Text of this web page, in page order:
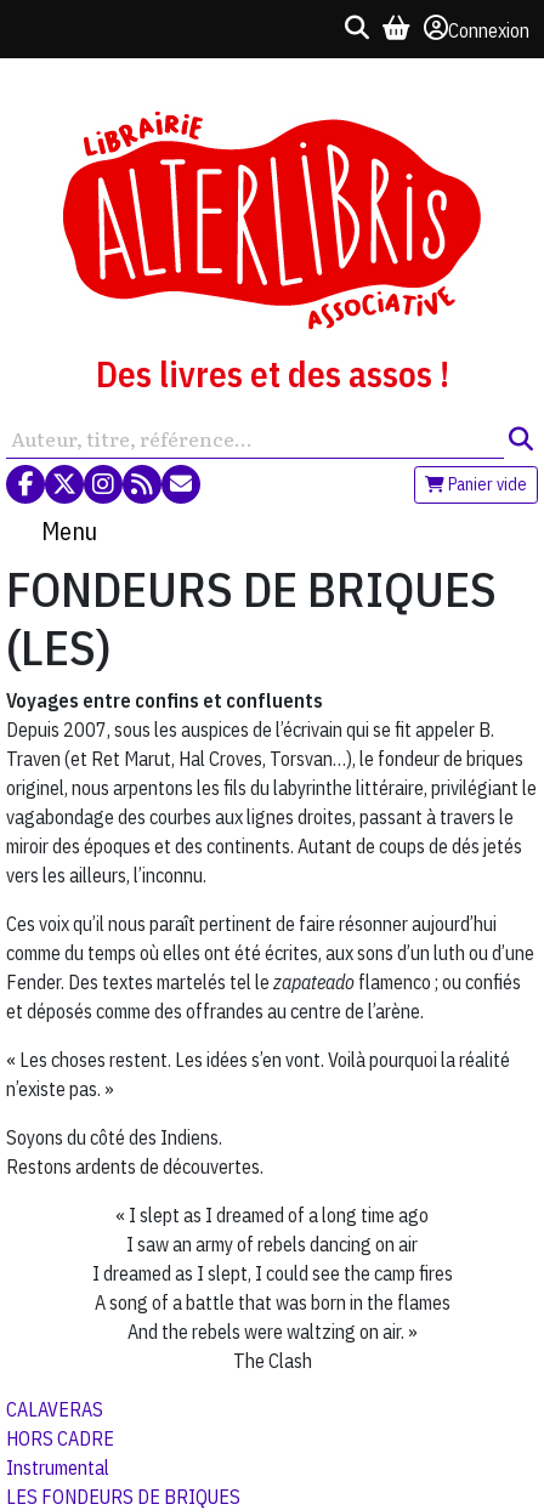
Connexion
Des livres et des assos !
Panier vide
Menu
FONDEURS DE BRIQUES
(LES)
Voyages entre confins et confluents
Depuis 2007, sous les auspices de l’écrivain qui se fit appeler B.
Traven (et Ret Marut, Hal Croves, Torsvan…), le fondeur de briques
originel, nous arpentons les fils du labyrinthe littéraire, privilégiant le
vagabondage des courbes aux lignes droites, passant à travers le
miroir des époques et des continents. Autant de coups de dés jetés
vers les ailleurs, l’inconnu.
Ces voix qu’il nous paraît pertinent de faire résonner aujourd’hui
comme du temps où elles ont été écrites, aux sons d’un luth ou d’une
Fender. Des textes martelés tel le zapateado flamenco ; ou confiés
et déposés comme des offrandes au centre de l’arène.
« Les choses restent. Les idées s’en vont. Voilà pourquoi la réalité
n’existe pas. »
Soyons du côté des Indiens.
Restons ardents de découvertes.
« I slept as I dreamed of a long time ago
I saw an army of rebels dancing on air
I dreamed as I slept, I could see the camp fires
A song of a battle that was born in the flames
And the rebels were waltzing on air. »
The Clash
CALAVERAS
HORS CADRE
Instrumental
LES FONDEURS DE BRIQUES